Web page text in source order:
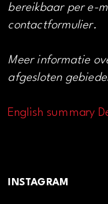
bereikbaar per e-
contactformulier.
Meer informatie
afgesloten
English summary
INSTAGRAM